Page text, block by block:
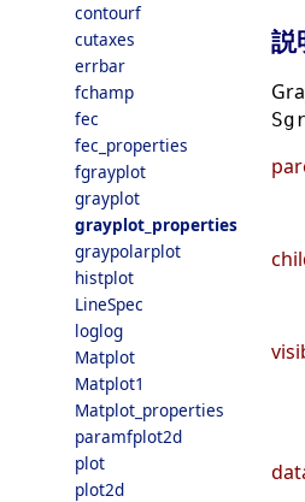
contourf
cutaxes
errbar
fchamp
fec
fec_properties
fgrayplot
grayplot
grayplot_properties
graypolarplot
histplot
LineSpec
loglog
Matplot
Matplot1
Matplot_properties
paramfplot2d
plot
plot2d
説